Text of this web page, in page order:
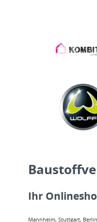
Ihr
Mannheim, Stuttgart,